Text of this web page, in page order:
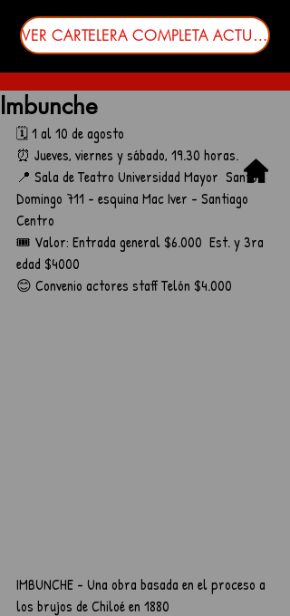
VER CARTELERA COMPLETA ACTUALIZADA
Imbunche
🗓️ 1 al 10 de agosto
⏰ Jueves, viernes y sábado, 19.30 horas.
📍 Sala de Teatro Universidad Mayor  Santo
Domingo 711 - esquina Mac Iver - Santiago
Centro
🎟️ Valor: Entrada general $6.000  Est. y 3ra
edad $4000
😊 Convenio actores staff Telón $4.000
IMBUNCHE - Una obra basada en el proceso a